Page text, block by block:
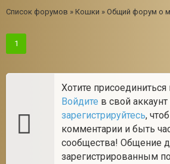
Список форумов » Кошки » Общий форум о
1
Хотите
Войдите в свой
зарегистрируйтесь,
комментарии и быть
сообщества! Общение
зарегистрированным